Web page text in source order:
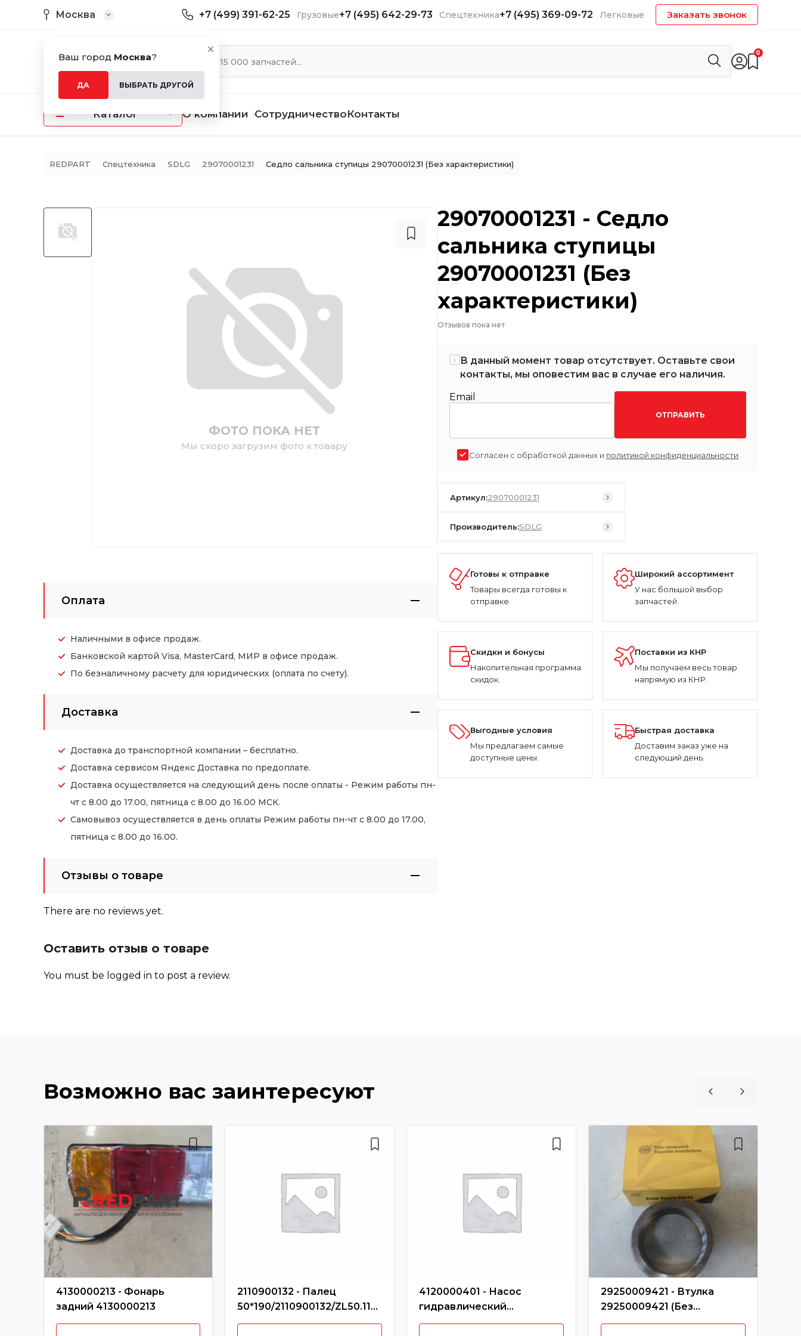
Ваш город Москва?
ДА ВЫБРАТЬ ДРУГОЙ
Москва +7 (499) 391-62-25 Грузовые+7 (495) 642-29-73 Спецтехника+7 (495) 369-09-72 Легковые Заказать звонок
0
Каталог О компании СотрудничествоКонтакты
REDPART Спецтехника SDLG 29070001231 Седло сальника ступицы 29070001231 (Без характеристики)
ФОТО ПОКА НЕТ
Мы скоро загрузим фото к товару
Оплата
Наличными в офисе продаж.
Банковской картой Visa, MasterCard, МИР в офисе продаж.
По безналичному расчету для юридических (оплата по счету).
Доставка
Доставка до транспортной компании – бесплатно.
Доставка сервисом Яндекс Доставка по предоплате.
Доставка осуществляется на следующий день после оплаты - Режим работы пн-
чт с 8.00 до 17.00, пятница с 8.00 до 16.00 МСК.
Самовывоз осуществляется в день оплаты Режим работы пн-чт с 8.00 до 17.00,
пятница с 8.00 до 16.00.
Отзывы о товаре
There are no reviews yet.
Оставить отзыв о товаре
You must be logged in to post a review.
29070001231 - Седло
сальника ступицы
29070001231 (Без
характеристики)
Отзывов пока нет
В данный момент товар отсутствует. Оставьте свои
контакты, мы оповестим вас в случае его наличия.
Email
ОТПРАВИТЬ
Согласен с обработкой данных и политикой конфиденциальности
Артикул:29070001231
Производитель:SDLG
Готовы к отправке
Товары всегда готовы к
отправке.
Широкий ассортимент
У нас большой выбор
запчастей.
Скидки и бонусы
Накопительная программа
скидок.
Поставки из КНР
Мы получаем весь товар
напрямую из КНР.
Выгодные условия
Мы предлагаем самые
доступные цены.
Быстрая доставка
Доставим заказ уже на
следующий день.
Возможно вас заинтересуют
4130000213 - Фонарь
задний 4130000213
2110900132 - Палец
50*190/2110900132/ZL50.11A.
3/4043000321
4120000401 - Насос
гидравлический
CBGJ3100A SDLG 933/SDLG
29250009421 - Втулка
29250009421 (Без
характеристики)